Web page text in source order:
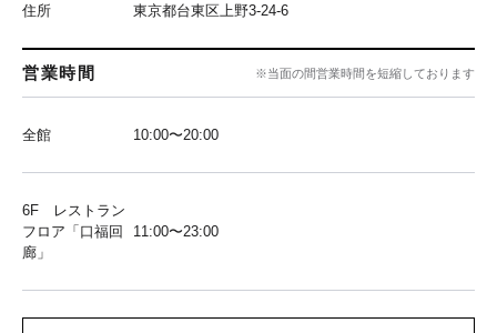
住所 東京都台東区上野3-24-6
営業時間 ※当面の間営業時間を短縮しております
全館 10:00〜20:00
6F レストラン
フロア「口福回
廊」
11:00〜23:00